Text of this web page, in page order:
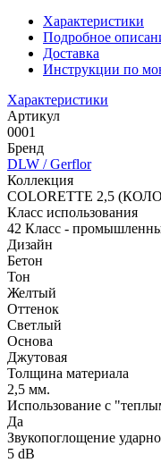
Характеристики
Подробное
Доставка
Инструкции по
Характеристики
Артикул
0001
Бренд
DLW / Gerflor
Коллекция
COLORETTE 2,5
Класс использования
42 Класс -
Дизайн
Бетон
Тон
Желтый
Оттенок
Светлый
Основа
Джутовая
Толщина материала
2,5 мм.
Использование с
Да
Звукопоглощение
5 dB